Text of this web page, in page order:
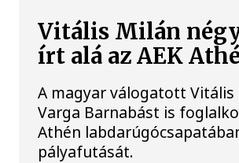
Vitális Milán
írt alá az AEK
A magyar válogatott Vitális
Varga Barnabást is
Athén
pályafutását.